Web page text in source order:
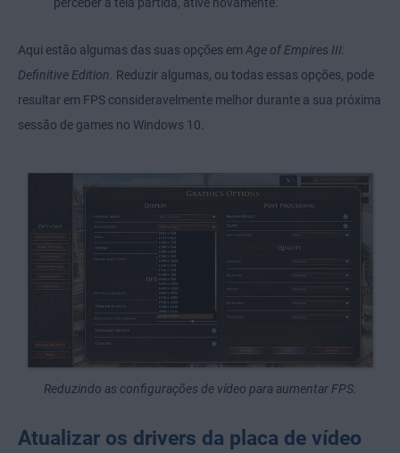
perceber a tela partida, ative novamente.
Aqui estão algumas das suas opções em Age of Empires III:
Definitive Edition. Reduzir algumas, ou todas essas opções, pode
resultar em FPS consideravelmente melhor durante a sua próxima
sessão de games no Windows 10.
Reduzindo as configurações de vídeo para aumentar FPS.
Atualizar os drivers da placa de vídeo